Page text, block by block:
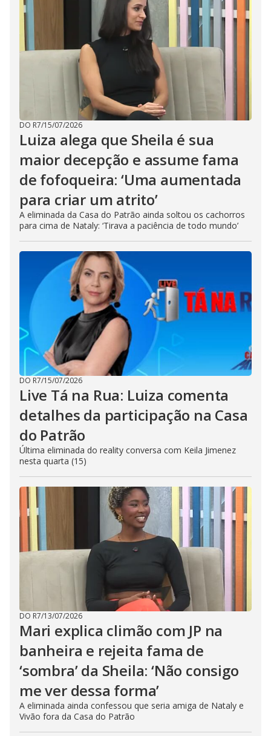
DO R7/15/07/2026
Luiza alega que Sheila é sua
maior decepção e assume fama
de fofoqueira: ‘Uma aumentada
para criar um atrito’
A eliminada da Casa do Patrão ainda soltou os cachorros
para cima de Nataly: ‘Tirava a paciência de todo mundo’
DO R7/15/07/2026
Live Tá na Rua: Luiza comenta
detalhes da participação na Casa
do Patrão
Última eliminada do reality conversa com Keila Jimenez
nesta quarta (15)
DO R7/13/07/2026
Mari explica climão com JP na
banheira e rejeita fama de
‘sombra’ da Sheila: ‘Não consigo
me ver dessa forma’
A eliminada ainda confessou que seria amiga de Nataly e
Vivão fora da Casa do Patrão